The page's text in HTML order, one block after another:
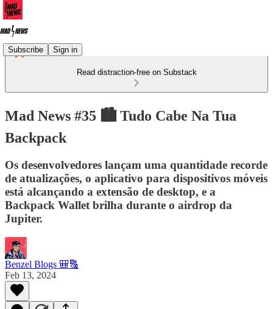
Subscribe Sign in
Read distraction-free on Substack
Mad News #35 🏙️ Tudo Cabe Na Tua
Backpack
Os desenvolvedores lançam uma quantidade recorde
de atualizações, o aplicativo para dispositivos móveis
está alcançando a extensão de desktop, e a
Backpack Wallet brilha durante o airdrop da
Jupiter.
Benzel Blogs 🎒🔠
Feb 13, 2024